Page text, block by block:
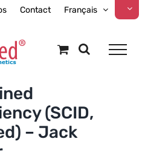
Contact Français
(SCID,
– Jack